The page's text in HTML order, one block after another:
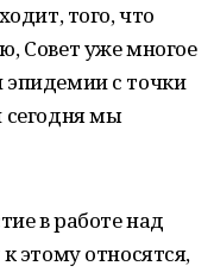
того, что
Совет уже многое
эпидемии с точки
сегодня мы
в работе над
этому относятся,